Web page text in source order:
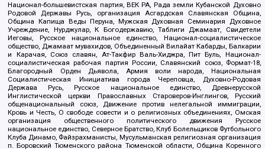
Национал-большевистская партия, ВЕК РА, Рада земли Кубанской Духовно
Родовой Державы Русь, организация Асгардская Славянская Община,
Община Капища Веды Перуна, Мужская Духовная Семинария Духовное
Учреждение, Нурджулар, К Богодержавию, Таблиги Джамаат, Свидетели
Иеговы, Русское национальное единство, Национал-социалистическое
общество, Джамаат мувахидов, Объединенный Вилайат Кабарды, Балкарии
и Карачая, Союз славян, Ат-Такфир Валь-Хиджра, Пит Буль, Национал-
социалистическая рабочая партия России, Славянский союз, Формат-18,
Благородный Орден Дьявола, Армия воли народа, Национальная
Социалистическая Инициатива города Череповца, Духовно-Родовая
Держава Русь, Русское национальное единство, Древнерусской
Инглистической церкви Православных Староверов-Инглингов, Русский
общенациональный союз, Движение против нелегальной иммиграции,
Кровь и Честь, О свободе совести и о религиозных объединениях, Омская
организация общественного политического движения Русское
национальное единство, Северное Братство, Клуб Болельщиков Футбольного
Клуба Динамо, Файзрахманисты, Мусульманская религиозная организация
п. Боровский Тюменского района Тюменской области, Община Коренного